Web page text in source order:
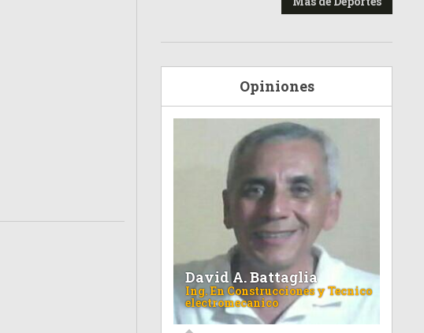
Opiniones
David A. Battaglia
Ing. En Construcciones y Tecnico
electromecanico